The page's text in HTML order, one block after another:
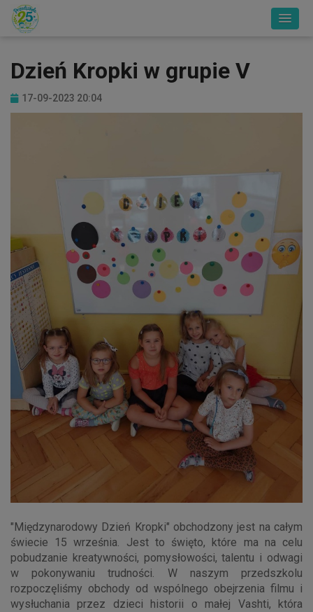
Dzień Kropki w grupie V
17-09-2023 20:04
"Międzynarodowy Dzień Kropki" obchodzony jest na całym
świecie 15 września. Jest to święto, które ma na celu
pobudzanie kreatywności, pomysłowości, talentu i odwagi
w pokonywaniu trudności. W naszym przedszkolu
rozpoczęliśmy obchody od wspólnego obejrzenia filmu i
wysłuchania przez dzieci historii o małej Vashti, która